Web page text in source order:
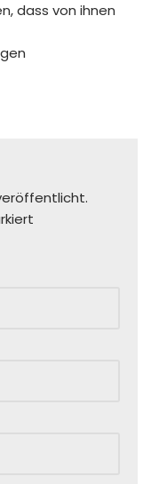
dass von ihnen